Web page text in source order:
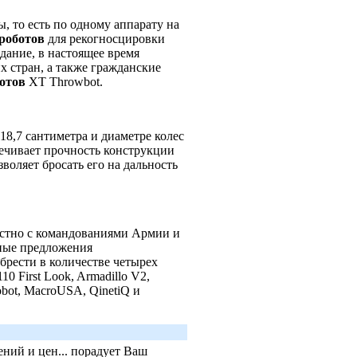
то есть по одному аппарату на
для рекогносцировки
в настоящее время
стран, а также гражданские
XT Throwbot.
сантиметра и диаметре колес
прочность конструкции
бросать его на дальность
с командованиями Армии и
предложения
в количестве четырех
First Look, Armadillo V2,
MacroUSA, QinetiQ и
и цен... порадует Ваш